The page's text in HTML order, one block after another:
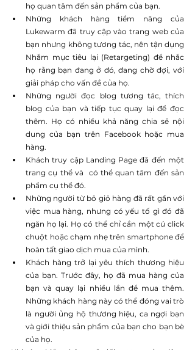
họ quan tâm đến sản phẩm của bạn.
Những khách hàng tiềm năng của
Lukewarm đã truy cập vào trang web của
bạn nhưng không tương tác, nên tận dụng
Nhắm mục tiêu lại (Retargeting) để nhắc
họ rằng bạn đang ở đó, đang chờ đợi, với
giải pháp cho vấn đề của họ.
Những người đọc blog tương tác, thích
blog của bạn và tiếp tục quay lại để đọc
thêm. Họ có nhiều khả năng chia sẻ nội
dung của bạn trên Facebook hoặc mua
hàng.
Khách truy cập Landing Page đã đến một
trang cụ thể và  có thể quan tâm đến sản
phẩm cụ thể đó.
Những người từ bỏ giỏ hàng đã rất gần với
việc mua hàng, nhưng có yếu tố gì đó đã
ngăn họ lại. Họ có thể chỉ cần một cú click
chuột hoặc chạm nhẹ trên smartphone để
hoàn tất giao dịch mua của mình.
Khách hàng trở lại yêu thích thương hiệu
của bạn. Trước đây, họ đã mua hàng của
bạn và quay lại nhiều lần để mua thêm.
Những khách hàng này có thể đóng vai trò
là người ủng hộ thương hiệu, ca ngợi bạn
và giới thiệu sản phẩm của bạn cho bạn bè
của họ.